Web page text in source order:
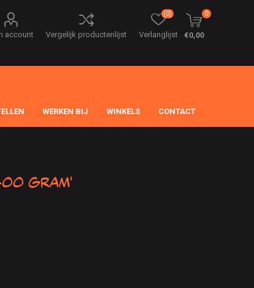
account Vergelijk productenlijst Verlanglijst
(0) 0
€0,00
WERKEN BIJ WINKELS CONTACT
gram'